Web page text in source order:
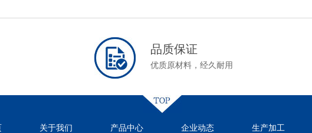
品质保证
优质原材料，经久耐用
关于我们 产品中心 企业动态 生产加工